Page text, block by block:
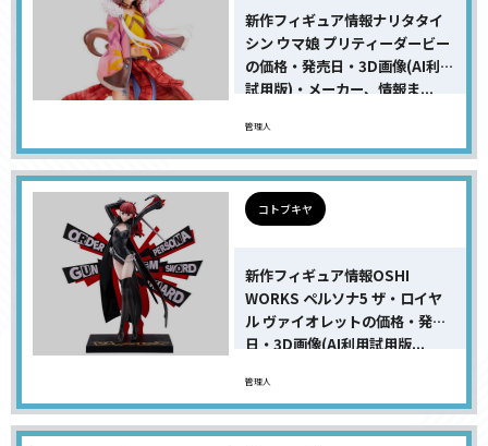
新作フィギュア情報ナリタタイ
シン ウマ娘 プリティーダービー
の価格・発売日・3D画像(AI利用
試用版)・メーカー、情報ま...
管理人
コトブキヤ
新作フィギュア情報OSHI
WORKS ペルソナ5 ザ・ロイヤ
ル ヴァイオレットの価格・発売
日・3D画像(AI利用試用版...
管理人